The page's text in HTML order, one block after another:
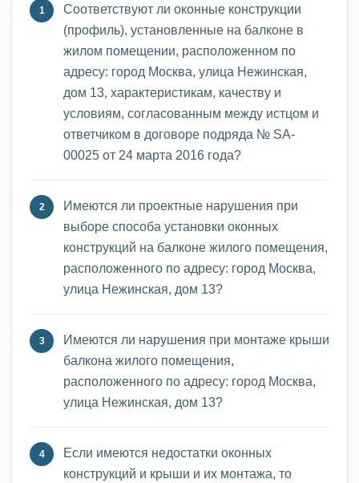
Соответствуют ли оконные конструкции
(профиль), установленные на балконе в
жилом помещении, расположенном по
адресу: город Москва, улица Нежинская,
дом 13, характеристикам, качеству и
условиям, согласованным между истцом и
ответчиком в договоре подряда № SA-
00025 от 24 марта 2016 года?
Имеются ли проектные нарушения при
выборе способа установки оконных
конструкций на балконе жилого помещения,
расположенного по адресу: город Москва,
улица Нежинская, дом 13?
Имеются ли нарушения при монтаже крыши
балкона жилого помещения,
расположенного по адресу: город Москва,
улица Нежинская, дом 13?
Если имеются недостатки оконных
конструкций и крыши и их монтажа, то